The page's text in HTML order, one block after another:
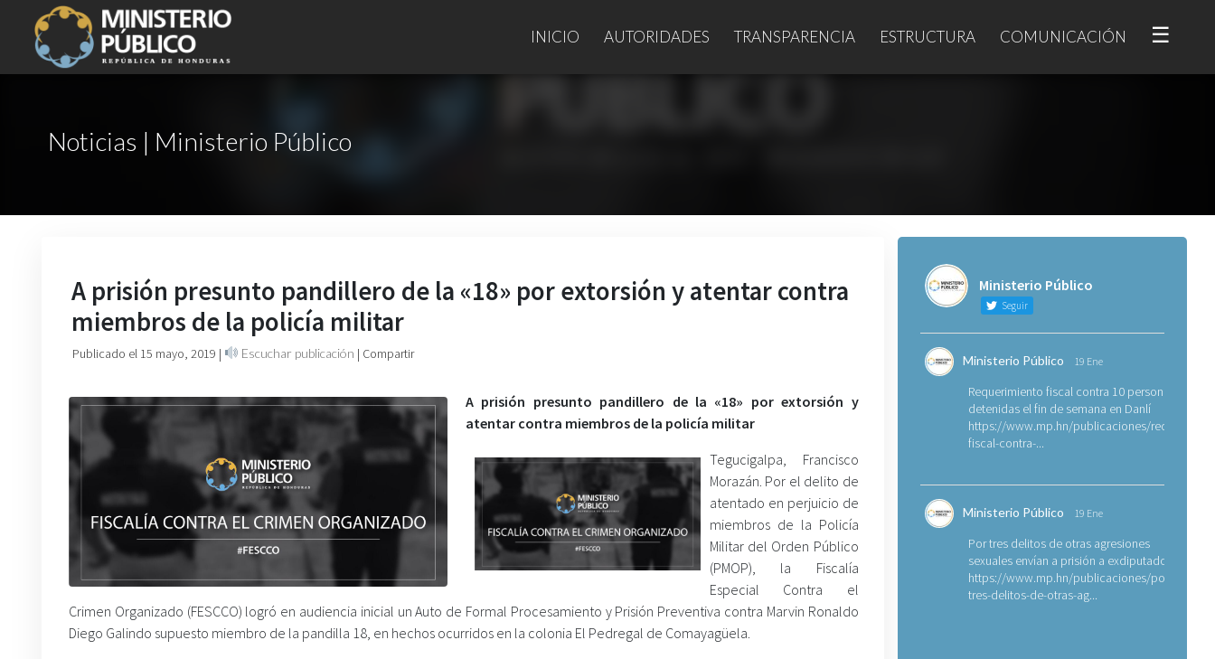
INICIO AUTORIDADES TRANSPARENCIA ESTRUCTURA COMUNICACIÓN ☰
Noticias | Ministerio Público
A prisión presunto pandillero de la «18» por extorsión y atentar contra
miembros de la policía militar
Publicado el 15 mayo, 2019 | Escuchar publicación | Compartir
A prisión presunto pandillero de la «18» por extorsión y
atentar contra miembros de la policía militar
Tegucigalpa, Francisco
Morazán. Por el delito de
atentado en perjuicio de
miembros de la Policía
Militar del Orden Público
(PMOP), la Fiscalía
Especial Contra el
Crimen Organizado (FESCCO) logró en audiencia inicial un Auto de Formal Procesamiento y Prisión Preventiva contra Marvin Ronaldo
Diego Galindo supuesto miembro de la pandilla 18, en hechos ocurridos en la colonia El Pedregal de Comayagüela.
Ministerio Público
Seguir
Ministerio Público 19 Ene
Requerimiento fiscal contra 10 personas
detenidas el fin de semana en Danlí
https://www.mp.hn/publicaciones/
fiscal-contra-...
Ministerio Público 19 Ene
Por tres delitos de otras agresiones
sexuales envían a prisión a exdiputado
https://www.mp.hn/publicaciones/por-
tres-delitos-de-otras-ag...